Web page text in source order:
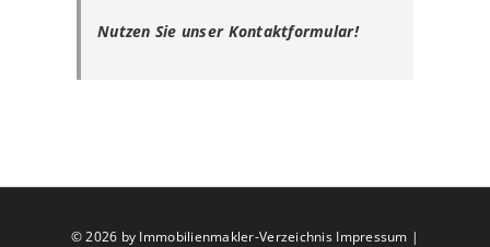
Nutzen Sie unser Kontaktformular!
©2026 by Immobilienmakler-Verzeichnis Impressum |